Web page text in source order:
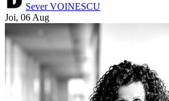
Sever VOINESCU
Joi, 06 Aug